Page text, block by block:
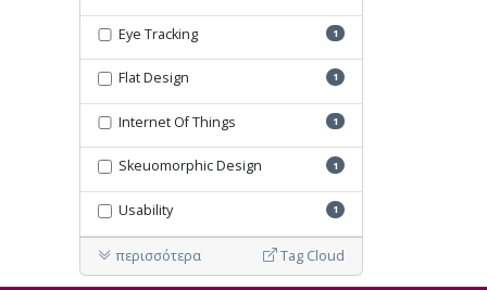
Eye Tracking 1
Flat Design 1
Internet Of Things 1
Skeuomorphic Design 1
Usability 1
περισσότερα Tag Cloud